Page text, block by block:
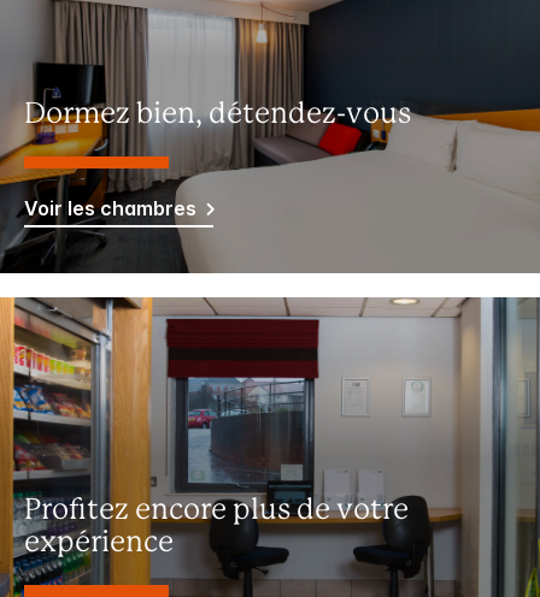
Dormez bien, détendez-vous
Voir les chambres
Profitez encore plus de votre
expérience